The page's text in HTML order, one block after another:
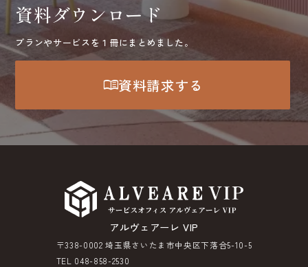
資料ダウンロード
プランやサービスを１冊にまとめました。
menu_book資料請求する
アルヴェアーレ VIP
〒338-0002 埼玉県さいたま市中央区下落合5-10-5
TEL 048-858-2530